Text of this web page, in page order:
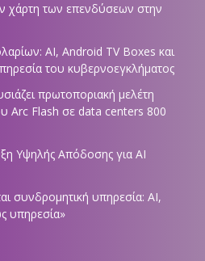
χάρτη των επενδύσεων στην
AI, Android TV Boxes και
του κυβερνοεγκλήματος
πρωτοποριακή μελέτη
Arc Flash σε data centers 800
Υψηλής Απόδοσης για AI
συνδρομητική υπηρεσία: AI,
υπηρεσία»